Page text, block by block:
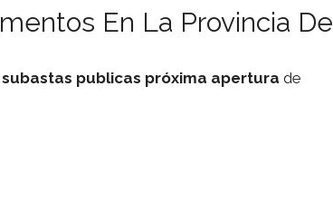
En La Provincia De
subastas publicas próxima apertura de